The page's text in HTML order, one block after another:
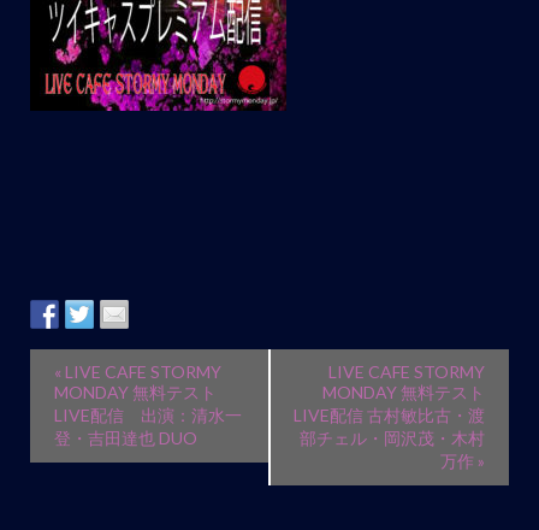
ト
« LIVE CAFE STORMY
MONDAY 無料テスト
LIVE配信 出演：清水一
登・吉田達也 DUO
LIVE CAFE STORMY
MONDAY 無料テスト
LIVE配信 古村敏比古・渡
部チェル・岡沢茂・木村
万作 »